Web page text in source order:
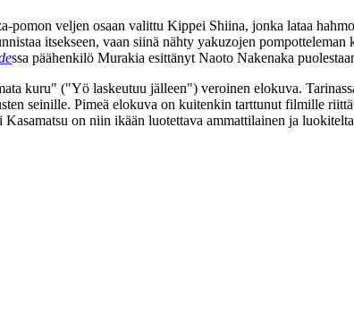
pomon veljen osaan valittu Kippei Shiina, jonka lataa
itsekseen, vaan siinä nähty yakuzojen
ssa päähenkilö Murakia esittänyt Naoto Nakenaka
kuru" ("Yö laskeutuu jälleen") veroinen elokuva.
seinille. Pimeä elokuva on kuitenkin tarttunut filmille
on niin ikään luotettava ammattilainen ja